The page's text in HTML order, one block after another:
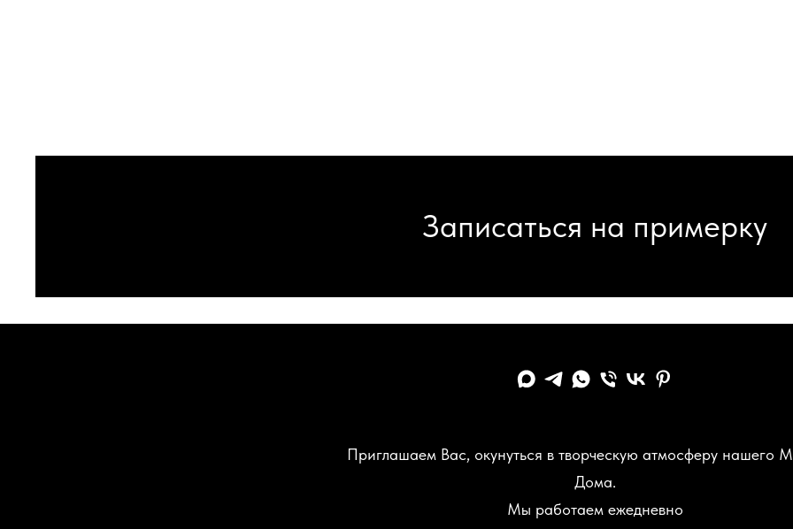
Записаться на примерку
Приглашаем Вас, окунуться в творческую атмосферу нашего
Дома.
Мы работаем ежедневно